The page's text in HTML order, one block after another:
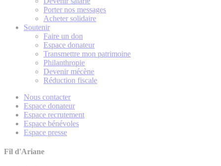
Porter nos messages
Acheter solidaire
Soutenir
Faire un don
Espace donateur
Transmettre mon patrimoine
Philanthropie
Devenir mécène
Réduction fiscale
Nous contacter
Espace donateur
Espace recrutement
Espace bénévoles
Espace presse
Fil d'Ariane